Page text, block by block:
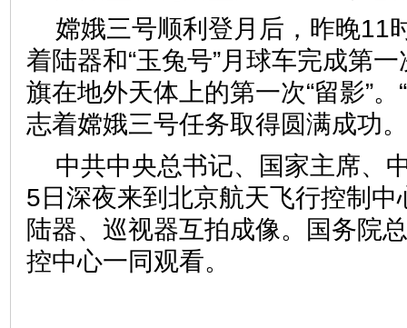
嫦娥三号顺利登月后，昨晚11
着陆器和“玉兔号”月球车完成第
旗在地外天体上的第一次“留影”。
志着嫦娥三号任务取得圆满成功。
中共中央总书记、国家主席、
5日深夜来到北京航天飞行控制
陆器、巡视器互拍成像。国务院
控中心一同观看。